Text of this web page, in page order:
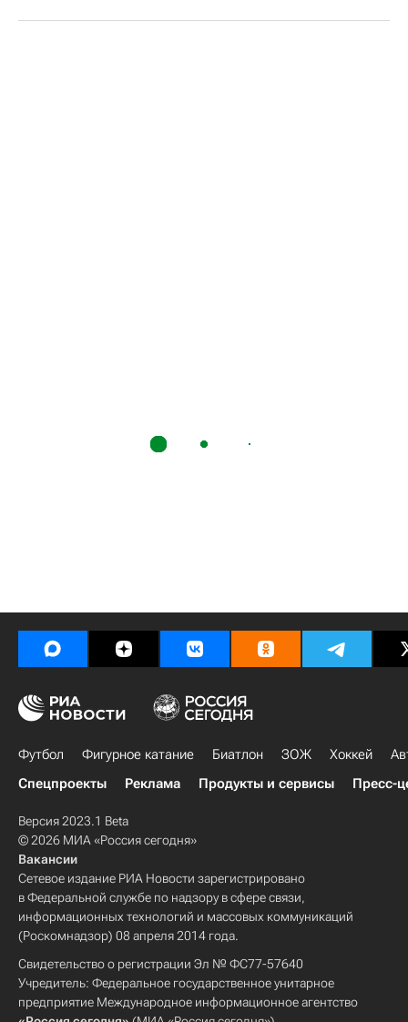
Футбол Фигурное катание Биатлон ЗОЖ Хоккей
Спецпроекты
Реклама Продукты и сервисы Пресс-
Версия 2023.1 Beta
© 2026 МИА «Россия сегодня»
Вакансии
Сетевое издание РИА Новости зарегистрировано
в Федеральной службе по надзору в сфере связи,
информационных технологий и массовых коммуникаций
(Роскомнадзор) 08 апреля 2014 года.
Свидетельство о регистрации Эл № ФС77-57640
Учредитель: Федеральное государственное унитарное
предприятие Международное информационное агентство